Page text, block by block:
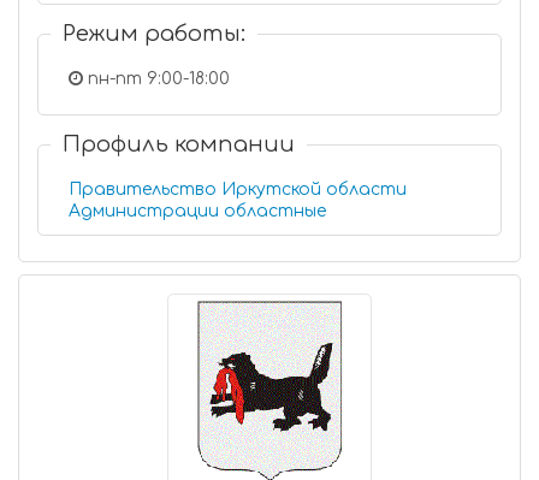
Режим работы:
пн-пт 9:00-18:00
Профиль компании
Правительство Иркутской области
Администрации областные